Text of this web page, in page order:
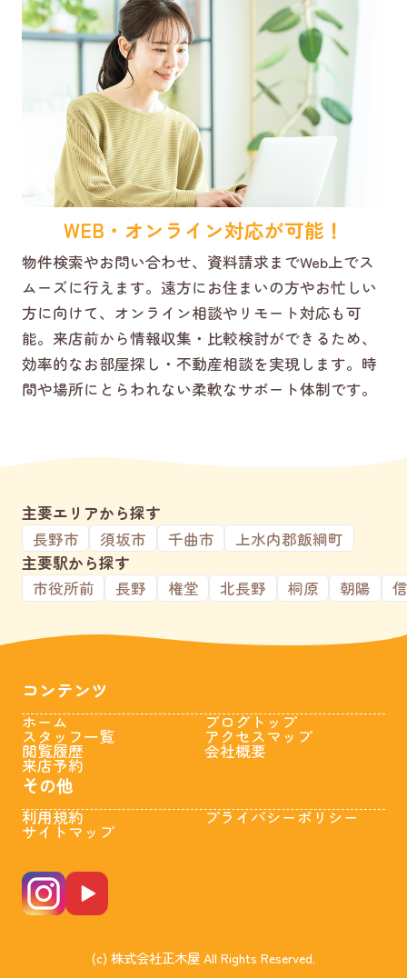
WEB・オンライン対応が可能！
物件検索やお問い合わせ、資料請求までWeb上でス
ムーズに行えます。遠方にお住まいの方やお忙しい
方に向けて、オンライン相談やリモート対応も可
能。来店前から情報収集・比較検討ができるため、
効率的なお部屋探し・不動産相談を実現します。時
間や場所にとらわれない柔軟なサポート体制です。
主要エリアから探す
長野市
須坂市 千曲市
上水内郡飯綱町
主要駅から探す
市役所前
長野 権堂 北長野 桐原 朝陽
コンテンツ
ホーム
スタッフ一覧
閲覧履歴
来店予約
ブログトップ
アクセスマップ
会社概要
その他
利用規約
サイトマップ
プライバシーポリシー
(c) 株式会社正木屋 All Rights Reserved.